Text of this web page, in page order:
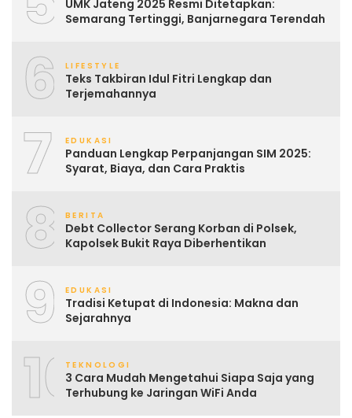
UMK Jateng 2025 Resmi Ditetapkan:
Semarang Tertinggi, Banjarnegara Terendah
6 LIFESTYLE
Teks Takbiran Idul Fitri Lengkap dan
Terjemahannya
7 EDUKASI
Panduan Lengkap Perpanjangan SIM 2025:
Syarat, Biaya, dan Cara Praktis
8 BERITA
Debt Collector Serang Korban di Polsek,
Kapolsek Bukit Raya Diberhentikan
9 EDUKASI
Tradisi Ketupat di Indonesia: Makna dan
Sejarahnya
10TEKNOLOGI
3 Cara Mudah Mengetahui Siapa Saja yang
Terhubung ke Jaringan WiFi Anda